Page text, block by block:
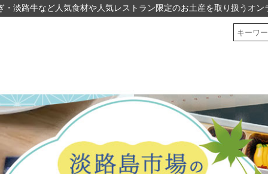
・淡路牛など人気食材や人気レストラン限定のお土産を取り扱うオン